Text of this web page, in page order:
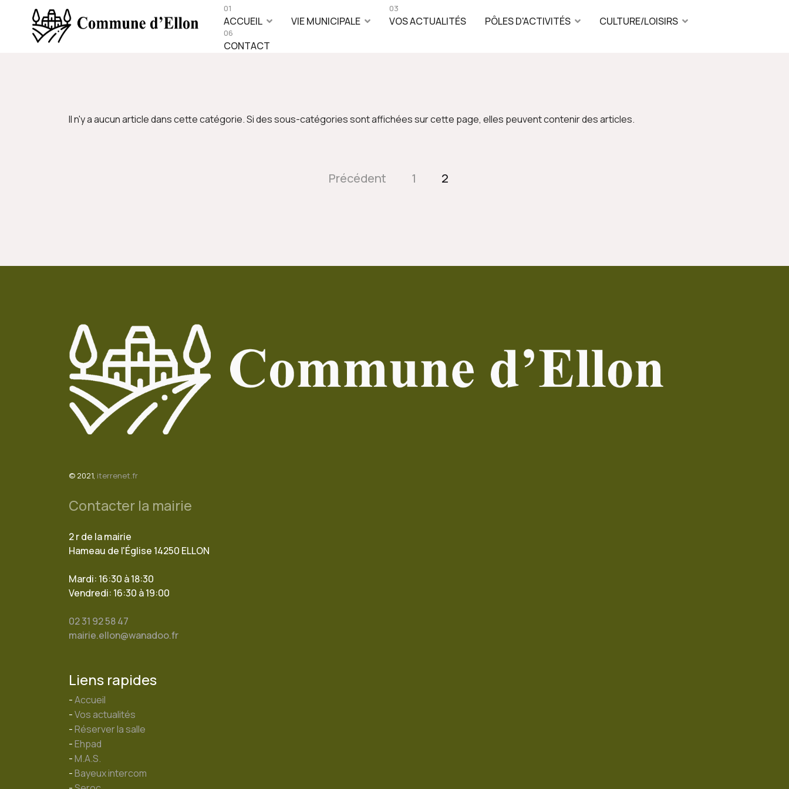
ACCUEIL
01
VIE MUNICIPALE VOS ACTUALITÉS
03
PÔLES D'ACTIVITÉS
CULTURE/LOISIRS
CONTACT
06
Il n'y a aucun article dans cette catégorie. Si des sous-catégories sont affichées sur cette page, elles peuvent contenir des articles.
Précédent 1 2
© 2021, iterrenet.fr
Contacter la mairie
2 r de la mairie
Hameau de l'Église 14250 ELLON
Mardi: 16:30 à 18:30
Vendredi: 16:30 à 19:00
02 31 92 58 47
mairie.ellon@wanadoo.fr
Liens rapides
-Accueil
-Vos actualités
-Réserver la salle
-Ehpad
-M.A.S.
-Bayeux intercom